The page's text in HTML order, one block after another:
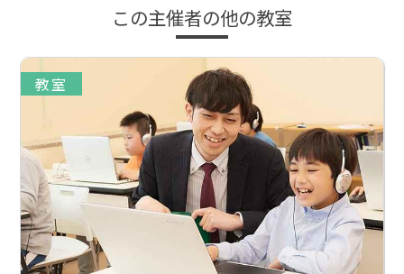
この主催者の他の教室
教室